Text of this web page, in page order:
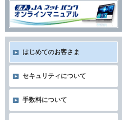
はじめてのお客さま
セキュリティについて
手数料について